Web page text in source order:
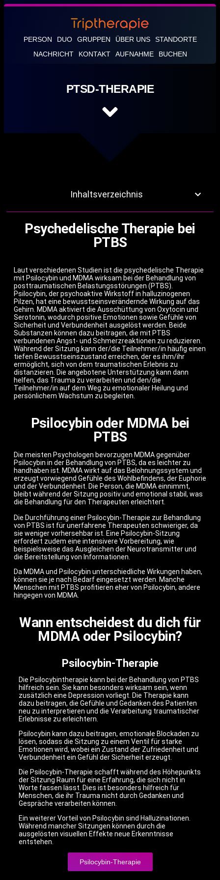
PERSON DUO GRUPPEN ÜBER UNS
STANDORTE
NACHRICHT
KONTAKT AUFNAHME BUCHEN
PTSD-THERAPIE
Inhaltsverzeichnis
Psychedelische Therapie bei
PTBS
Laut verschiedenen Studien ist die psychedelische Therapie
mit Psilocybin und MDMA wirksam bei der Behandlung von
posttraumatischen Belastungsstörungen (PTBS).
Psilocybin, der psychoaktive Wirkstoff in halluzinogenen
Pilzen, hat eine bewusstseinsverändernde Wirkung auf das
Gehirn. MDMA aktiviert die Ausschüttung von Oxytocin und
Serotonin, wodurch positive Emotionen sowie Gefühle von
Sicherheit und Verbundenheit ausgelöst werden. Beide
Substanzen können dazu beitragen, die mit PTBS
verbundenen Angst- und Schmerzreaktionen zu reduzieren.
Während der Sitzung kann der/die Teilnehmer/in häufig einen
tiefen Bewusstseinszustand erreichen, der es ihm/ihr
ermöglicht, sich von dem traumatischen Erlebnis zu
distanzieren. Die angebotene Unterstützung kann dann
helfen, das Trauma zu verarbeiten und den/die
Teilnehmer/in auf dem Weg zu emotionaler Heilung und
persönlichem Wachstum zu begleiten.
Psilocybin oder MDMA bei
PTBS
Die meisten Psychologen bevorzugen MDMA gegenüber
Psilocybin in der Behandlung von PTBS, da es leichter zu
handhaben ist. MDMA wirkt auf das Belohnungssystem und
erzeugt vorwiegend Gefühle des Wohlbefindens, der Euphorie
und der Verbundenheit. Die Person, die MDMA einnimmt,
bleibt während der Sitzung positiv und emotional stabil, was
die Behandlung für den Therapeuten erleichtert.
Die Durchführung einer Psilocybin-Therapie zur Behandlung
von PTBS ist für unerfahrene Therapeuten schwieriger, da
sie weniger vorhersehbar ist. Eine Psilocybin-Sitzung
erfordert zudem eine intensivere Vorbereitung, wie
beispielsweise das Ausgleichen der Neurotransmitter und
die Bereitstellung von Informationen.
Da MDMA und Psilocybin unterschiedliche Wirkungen haben,
können sie je nach Bedarf eingesetzt werden. Manche
Menschen mit PTBS profitieren eher von Psilocybin, andere
hingegen von MDMA.
Wann entscheidest du dich für
MDMA oder Psilocybin?
Psilocybin-Therapie
Die Psilocybintherapie kann bei der Behandlung von PTBS
hilfreich sein. Sie kann besonders wirksam sein, wenn
zusätzlich eine Depression vorliegt. Die Therapie kann
dazu beitragen, die Gefühle und Gedanken des Patienten
neu zu interpretieren und die Verarbeitung traumatischer
Erlebnisse zu erleichtern.
Psilocybin kann dazu beitragen, emotionale Blockaden zu
lösen, sodass die Sitzung zu einem Ventil für starke
Emotionen wird, wobei ein Zustand der Zufriedenheit und
Verbundenheit ein Gefühl der Sicherheit erzeugt.
Die Psilocybin-Therapie schafft während des Höhepunkts
der Sitzung Raum für eine Erfahrung, die sich nicht in
Worte fassen lässt. Dies ist besonders hilfreich für
Menschen, die ihr Trauma nicht durch Gedanken und
Gespräche verarbeiten können.
Ein weiterer Vorteil von Psilocybin sind Halluzinationen.
Während mancher Sitzungen können durch die
ausgelösten visuellen Effekte neue Erkenntnisse
entstehen.
Psilocybin-Therapie